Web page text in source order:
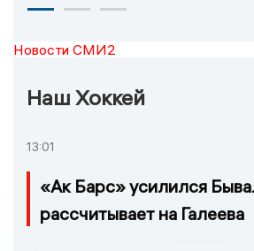
Новости СМИ2
Наш Хоккей
13:01
«Ак Барс» усилился
рассчитывает на Галеева